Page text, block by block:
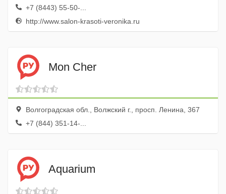
+7 (8443) 55-50-...
http://www.salon-krasoti-veronika.ru
Mon Cher
Волгоградская обл., Волжский г., просп. Ленина, 367
+7 (844) 351-14-...
Aquarium